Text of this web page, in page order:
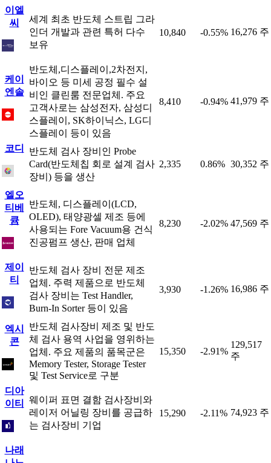
이엘
씨
세계 최초 반도체 스트립 그라
인더 개발과 관련 특허 다수
보유
10,840 -0.55% 16,276 주
케이
엔솔
반도체,디스플레이,2차전지,
바이오 등 미세 공정 필수 설
비인 클린룸 전문업체. 주요
고객사로는 삼성전자, 삼성디
스플레이, SK하이닉스, LG디
스플레이 등이 있음
8,410 -0.94% 41,979 주
코디
반도체 검사 장비인 Probe
Card(반도체칩 회로 설계 검사
장비) 등을 생산
2,335 0.86% 30,352 주
엘오
티베
큠
반도체, 디스플레이(LCD,
OLED), 태양광셀 제조 등에
사용되는 Fore Vacuum용 건식
진공펌프 생산, 판매 업체
8,230 -2.02% 47,569 주
제이
티
반도체 검사 장비 전문 제조
업체. 주력 제품으로 반도체
검사 장비는 Test Handler,
Burn-In Sorter 등이 있음
3,930 -1.26% 16,986 주
엑시
콘
반도체 검사장비 제조 및 반도
체 검사 용역 사업을 영위하는
업체. 주요 제품의 품목군은
Memory Tester, Storage Tester
및 Test Service로 구분
15,350 -2.91%
129,517
주
디아
이티
웨이퍼 표면 결함 검사장비와
레이저 어닐링 장비를 공급하
는 검사장비 기업
15,290 -2.11% 74,923 주
나래